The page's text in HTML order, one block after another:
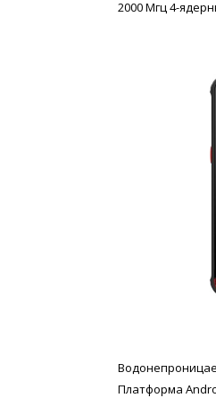
2000 Мгц 4-
Платформа